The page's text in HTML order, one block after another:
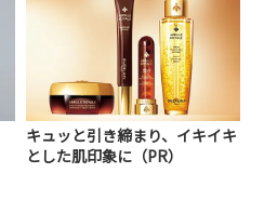
キュッと引き締まり、イキイキ
とした肌印象に（PR）